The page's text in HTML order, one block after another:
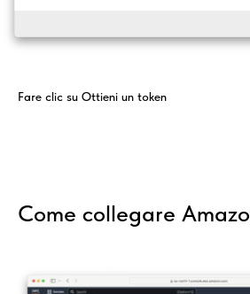
Fare clic su Ottieni un token
Come collegare